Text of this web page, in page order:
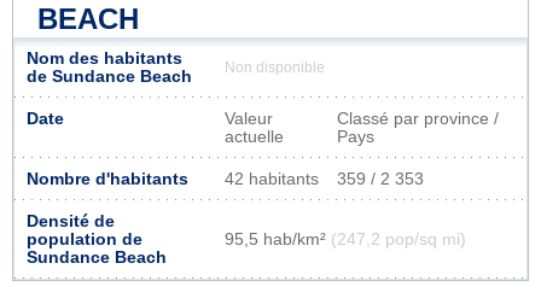
BEACH
Nom des habitants
de Sundance Beach
Non disponible
Date
Valeur
actuelle
Classé par province /
Pays
Nombre d'habitants 42 habitants 359 / 2 353
Densité de
population de
Sundance Beach
95,5 hab/km² (247,2 pop/sq mi)